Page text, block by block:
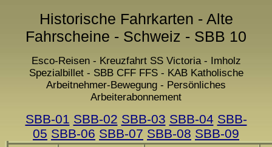
Historische Fahrkarten - Alte
Fahrscheine - Schweiz - SBB 10
Esco-Reisen - Kreuzfahrt SS Victoria - Imholz
Spezialbillet - SBB CFF FFS - KAB Katholische
Arbeitnehmer-Bewegung - Persönliches
Arbeiterabonnement
SBB-01 SBB-02 SBB-03 SBB-04 SBB-
05 SBB-06 SBB-07 SBB-08 SBB-09